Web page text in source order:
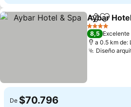
Compartir
Aybar
4 Estrellas
8,5 Excelente
a 0.5 km de:
Diseño
De $70.796